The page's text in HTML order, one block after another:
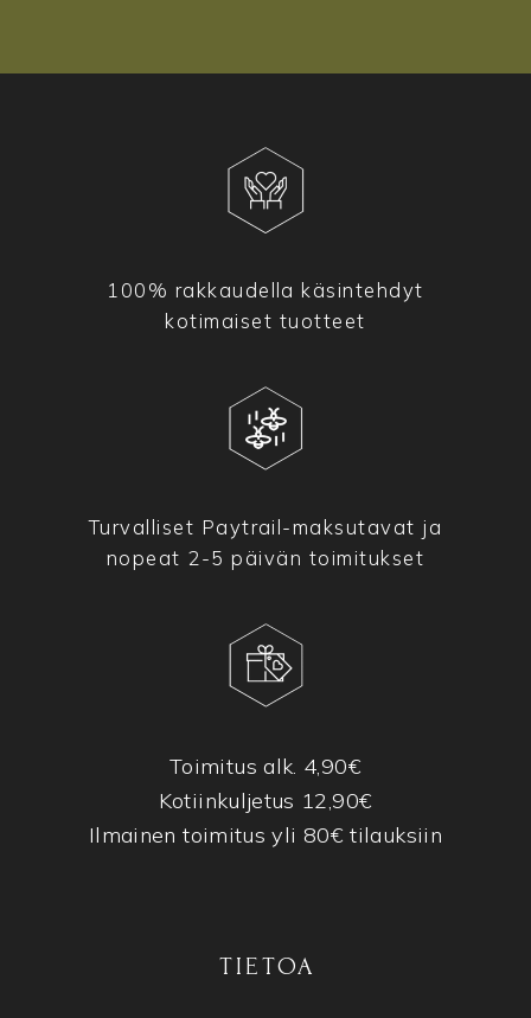
100% rakkaudella käsintehdyt
kotimaiset tuotteet
Turvalliset Paytrail-maksutavat ja
nopeat 2-5 päivän toimitukset
Toimitus alk. 4,90€
Kotiinkuljetus 12,90€
Ilmainen toimitus yli 80€ tilauksiin
TIETOA